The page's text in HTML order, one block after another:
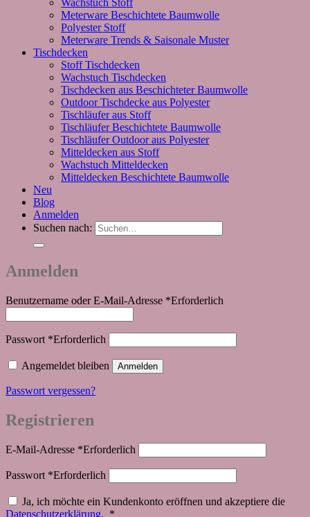
Meterware Beschichtete Baumwolle
Polyester Stoff
Meterware Trends & Saisonale Muster
Tischdecken
Stoff Tischdecken
Wachstuch Tischdecken
Tischdecken aus Beschichteter Baumwolle
Outdoor Tischdecke aus Polyester
Tischläufer aus Stoff
Tischläufer Beschichtete Baumwolle
Tischläufer Outdoor aus Polyester
Mitteldecken aus Stoff
Wachstuch Mitteldecken
Mitteldecken Beschichtete Baumwolle
Neu
Blog
Anmelden
Suchen nach:
Anmelden
Benutzername oder E-Mail-Adresse *Erforderlich
Passwort *Erforderlich
Angemeldet bleiben Anmelden
Passwort vergessen?
Registrieren
E-Mail-Adresse *Erforderlich
Passwort *Erforderlich
Ja, ich möchte ein Kundenkonto eröffnen und akzeptiere die
Datenschutzerklärung. *